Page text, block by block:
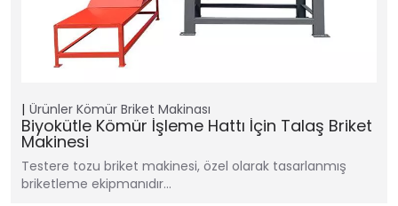
Ürünler Kömür Briket Makinası
Biyokütle Kömür İşleme Hattı İçin Talaş Briket
Makinesi
Testere tozu briket makinesi, özel olarak tasarlanmış
briketleme ekipmanıdır...